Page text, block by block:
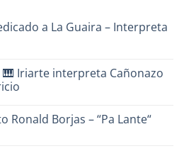
a La Guaira – Interpreta
Iriarte interpreta Cañonazo
Ronald Borjas – “Pa Lante“